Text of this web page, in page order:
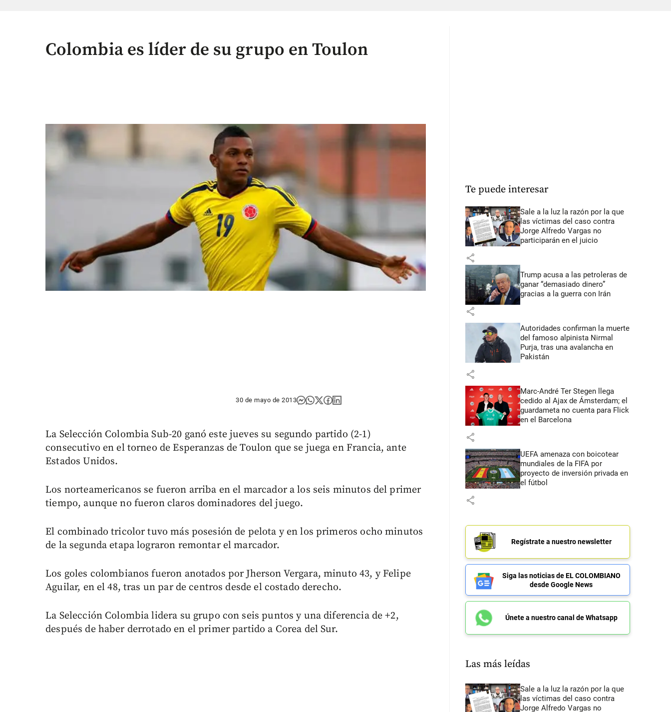
Colombia es líder de su grupo en Toulon
30 de mayo de 2013
La Selección Colombia Sub-20 ganó este jueves su segundo partido (2-1)
consecutivo en el torneo de Esperanzas de Toulon que se juega en Francia, ante
Estados Unidos.
Los norteamericanos se fueron arriba en el marcador a los seis minutos del primer
tiempo, aunque no fueron claros dominadores del juego.
El combinado tricolor tuvo más posesión de pelota y en los primeros ocho minutos
de la segunda etapa lograron remontar el marcador.
Los goles colombianos fueron anotados por Jherson Vergara, minuto 43, y Felipe
Aguilar, en el 48, tras un par de centros desde el costado derecho.
La Selección Colombia lidera su grupo con seis puntos y una diferencia de +2,
después de haber derrotado en el primer partido a Corea del Sur.
Te puede interesar
Sale a la luz la razón por la que
las víctimas del caso contra
Jorge Alfredo Vargas no
participarán en el juicio
share
Trump acusa a las petroleras de
ganar “demasiado dinero”
gracias a la guerra con Irán
share
Autoridades confirman la muerte
del famoso alpinista Nirmal
Purja, tras una avalancha en
Pakistán
share
Marc-André Ter Stegen llega
cedido al Ajax de Ámsterdam; el
guardameta no cuenta para Flick
en el Barcelona
share
UEFA amenaza con boicotear
mundiales de la FIFA por
proyecto de inversión privada en
el fútbol
share
Regístrate a nuestro newsletter
Siga las noticias de EL COLOMBIANO
desde Google News
Únete a nuestro canal de Whatsapp
Las más leídas
Sale a la luz la razón por la que
las víctimas del caso contra
Jorge Alfredo Vargas no